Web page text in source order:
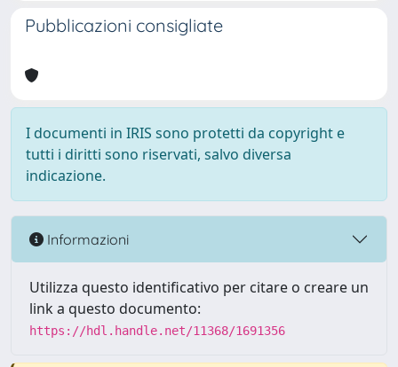
Pubblicazioni consigliate
I documenti in IRIS sono protetti da copyright e
tutti i diritti sono riservati, salvo diversa
indicazione.
Informazioni
Utilizza questo identificativo per citare o creare un
link a questo documento:
https://hdl.handle.net/11368/1691356